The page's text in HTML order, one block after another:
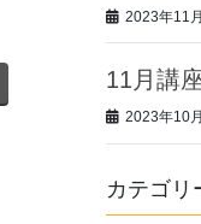
2023年11
11月講
2023年10
カテゴリ